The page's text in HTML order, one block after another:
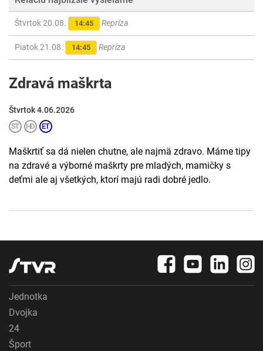
Štvrtok 20.08. 14:45 Repríza
Piatok 21.08. 14:45 Repríza
Zdravá maškrta
Štvrtok 4.06.2026
Maškrtiť sa dá nielen chutne, ale najmä zdravo. Máme tipy
na zdravé a výborné maškrty pre mladých, mamičky s
deťmi ale aj všetkých, ktorí majú radi dobré jedlo.
Jednotka
Dvojka
24
Šport